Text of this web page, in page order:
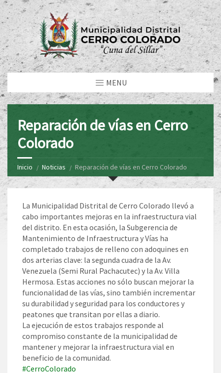
MENU
Reparación de vías en Cerro
Colorado
Inicio Noticias Reparación de vías en Cerro Colorado
La Municipalidad Distrital de Cerro Colorado llevó a
cabo importantes mejoras en la infraestructura vial
del distrito. En esta ocasión, la Subgerencia de
Mantenimiento de Infraestructura y Vías ha
completado trabajos de relleno con adoquines en
dos arterias clave: la segunda cuadra de la Av.
Venezuela (Semi Rural Pachacutec) y la Av. Villa
Hermosa. Estas acciones no sólo buscan mejorar la
funcionalidad de las vías, sino también incrementar
su durabilidad y seguridad para los conductores y
peatones que transitan por ellas a diario.
La ejecución de estos trabajos responde al
compromiso constante de la municipalidad de
mantener y mejorar la infraestructura vial en
beneficio de la comunidad.
#CerroColorado